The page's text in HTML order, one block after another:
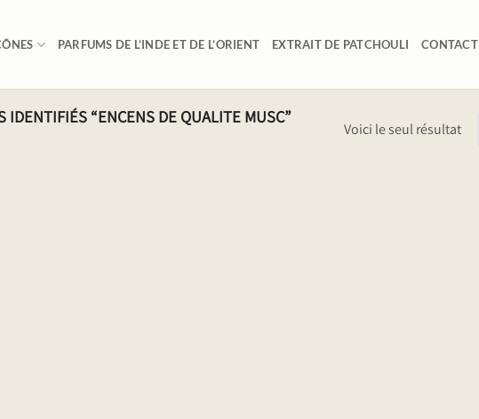
PARFUMS DE L’INDE ET DE L’ORIENT EXTRAIT DE PATCHOULI CONTACT
IDENTIFIÉS “ENCENS DE QUALITE MUSC”
Voici le seul résultat